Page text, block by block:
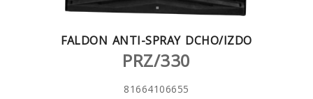
FALDON ANTI-SPRAY DCHO/IZDO
PRZ/330
81664106655